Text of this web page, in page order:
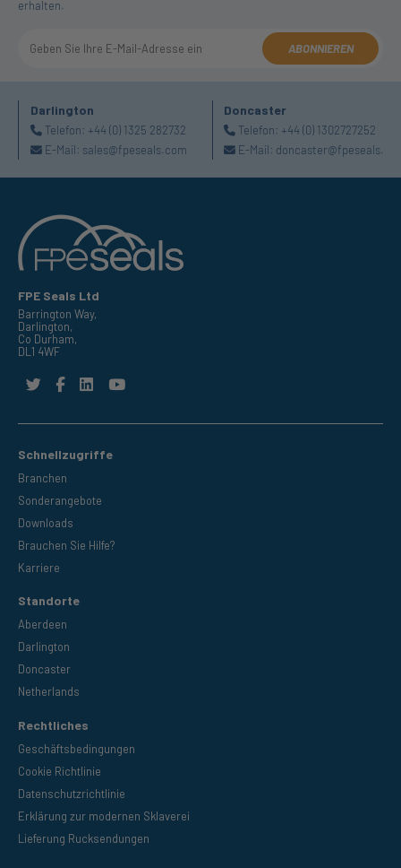
erhalten.
ABONNIEREN
Darlington
Telefon: +44 (0) 1325 282732
E-Mail: sales@fpeseals.com
Doncaster
Telefon: +44 (0) 1302727252
E-Mail:
FPE Seals Ltd
Barrington Way,
Darlington,
Co Durham,
DL1 4WF
Schnellzugriffe
Branchen
Sonderangebote
Downloads
Brauchen Sie Hilfe?
Karriere
Standorte
Aberdeen
Darlington
Doncaster
Netherlands
Rechtliches
Geschäftsbedingungen
Cookie Richtlinie
Datenschutzrichtlinie
Erklärung zur modernen Sklaverei
Lieferung Rucksendungen